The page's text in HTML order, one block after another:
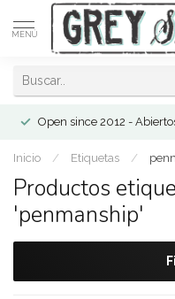
MENÚ
Open since 2012 -
Inicio / Etiquetas /
Productos
'penmanship'